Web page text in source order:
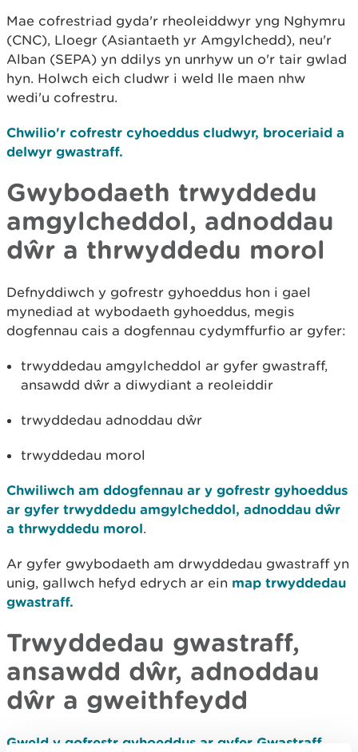
Mae cofrestriad gyda'r rheoleiddwyr yng Nghymru
(CNC), Lloegr (Asiantaeth yr Amgylchedd), neu'r
Alban (SEPA) yn ddilys yn unrhyw un o'r tair gwlad
hyn. Holwch eich cludwr i weld lle maen nhw
wedi'u cofrestru.
Chwilio'r cofrestr cyhoeddus cludwyr, broceriaid a
delwyr gwastraff.
Gwybodaeth trwyddedu
amgylcheddol, adnoddau
dŵr a thrwyddedu morol
Defnyddiwch y gofrestr gyhoeddus hon i gael
mynediad at wybodaeth gyhoeddus, megis
dogfennau cais a dogfennau cydymffurfio ar gyfer:
trwyddedau amgylcheddol ar gyfer gwastraff,
ansawdd dŵr a diwydiant a reoleiddir
trwyddedau adnoddau dŵr
trwyddedau morol
​Chwiliwch am ddogfennau ar y gofrestr gyhoeddus
ar gyfer trwyddedu amgylcheddol, adnoddau dŵr
a thrwyddedu morol.
Ar gyfer gwybodaeth am drwyddedau gwastraff yn
unig, gallwch hefyd edrych ar ein map trwyddedau
gwastraff.
Trwyddedau gwastraff,
ansawdd dŵr, adnoddau
dŵr a gweithfeydd
Gweld y gofrestr gyhoeddus ar gyfer Gwastraff,